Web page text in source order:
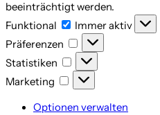
beeinträchtigt werden.
Funktional
Funktional
Immer aktiv
Präferenzen
Präferenzen
Statistiken
Statistiken
Marketing
Marketing
Optionen verwalten